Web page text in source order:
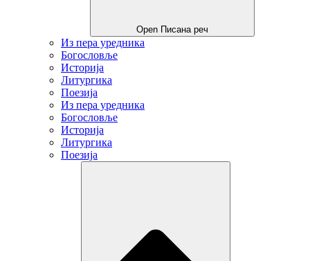
Open Писана реч
Из пера уредника
Богословље
Историја
Литургика
Поезија
Из пера уредника
Богословље
Историја
Литургика
Поезија